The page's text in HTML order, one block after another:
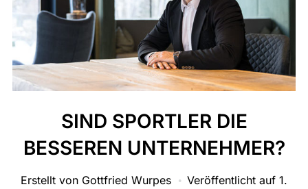
SIND SPORTLER DIE
BESSEREN UNTERNEHMER?
Erstellt von Gottfried Wurpes Veröffentlicht auf 1.